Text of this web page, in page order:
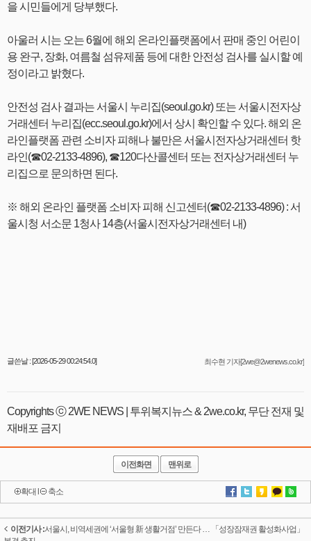
을 시민들에게 당부했다.
아울러 시는 오는 6월에 해외 온라인플랫폼에서 판매 중인 어린이
용 완구, 장화, 여름철 섬유제품 등에 대한 안전성 검사를 실시할 예
정이라고 밝혔다.
안전성 검사 결과는 서울시 누리집(seoul.go.kr) 또는 서울시전자상
거래센터 누리집(ecc.seoul.go.kr)에서 상시 확인할 수 있다. 해외 온
라인플랫폼 관련 소비자 피해나 불만은 서울시전자상거래센터 핫
라인(☎02-2133-4896), ☎120다산콜센터 또는 전자상거래센터 누
리집으로 문의하면 된다.
※ 해외 온라인 플랫폼 소비자 피해 신고센터(☎02-2133-4896) : 서
울시청 서소문 1청사 14층(서울시전자상거래센터 내)
글쓴날 : [2026-05-29 00:24:54.0] 최수현 기자[2we@2wenews.co.kr]
Copyrights ⓒ 2WE NEWS | 투위복지뉴스 & 2we.co.kr, 무단 전재 및
재배포 금지
이전화면 맨위로
확대 축소
이전기사 :서울시, 비역세권에 ‘서울형 新 생활거점’ 만든다 … 「성장잠재권 활성화사업」